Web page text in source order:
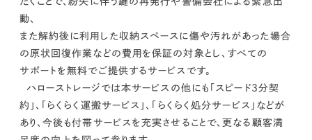
動、
また解約後に利用した収納スペースに傷や汚れがあった場合
の原状回復作業などの費用を保証の対象とし、すべての
サポートを無料でご提供するサービスです。
ハローストレージでは本サービスの他にも「スピード3分契
約」、「らくらく運搬サービス」、「らくらく処分サービス」などが
あり、今後も付帯サービスを充実させることで、更なる顧客満